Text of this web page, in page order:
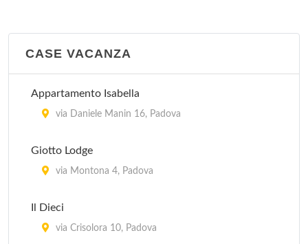
CASE VACANZA
Appartamento Isabella
via Daniele Manin 16, Padova
Giotto Lodge
via Montona 4, Padova
Il Dieci
via Crisolora 10, Padova